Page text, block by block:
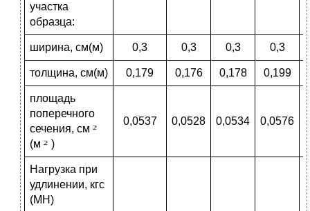
участка
образца:
ширина, см(м) 0,3 0,3 0,3 0,3
толщина, см(м) 0,179 0,176 0,178 0,199
площадь
поперечного
сечения, см
(м
)
0,0537 0,0528 0,0534 0,0576
Нагрузка при
удлинении, кгс
(МН)